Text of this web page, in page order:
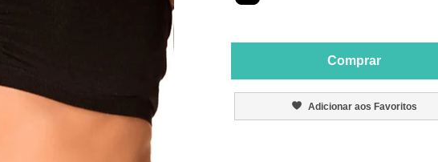
Comprar
Adicionar aos Favoritos